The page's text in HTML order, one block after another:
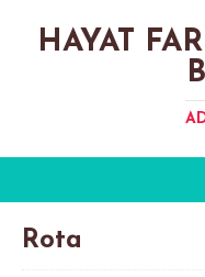
HAYAT
Rota